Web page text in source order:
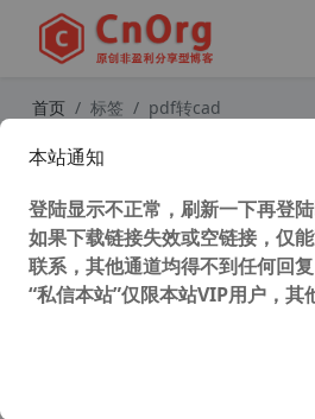
首页 标签 pdf转cad
独家汉化
本站通知
登陆显示不正常，刷新一下再登
如果下载链接失效或空链接，仅
联系，其他通道均得不到任何回
“私信本站”仅限本站VIP用户，其